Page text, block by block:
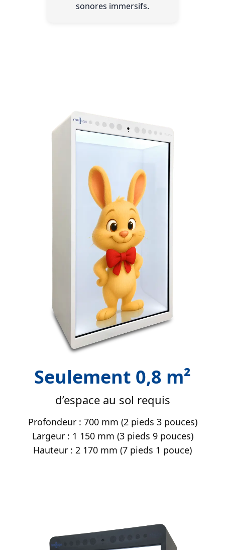
sonores immersifs.
Seulement 0,8 m²
d’espace au sol requis
Profondeur : 700 mm (2 pieds 3 pouces)
Largeur : 1 150 mm (3 pieds 9 pouces)
Hauteur : 2 170 mm (7 pieds 1 pouce)